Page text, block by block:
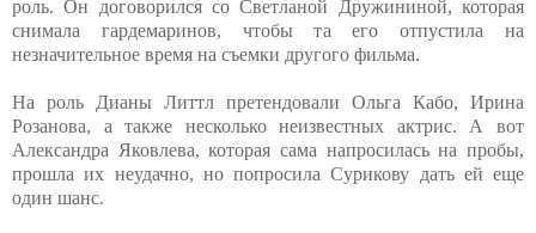
роль. Он договорился со Светланой Дружининой, которая
снимала гардемаринов, чтобы та его отпустила на
незначительное время на съемки другого фильма.
На роль Дианы Литтл претендовали Ольга Кабо, Ирина
Розанова, а также несколько неизвестных актрис. А вот
Александра Яковлева, которая сама напросилась на пробы,
прошла их неудачно, но попросила Сурикову дать ей еще
один шанс.